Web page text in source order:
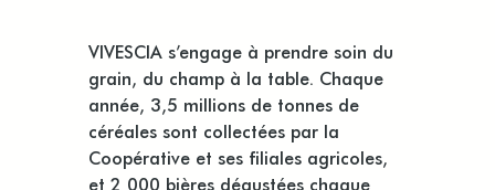
VIVESCIA s’engage à prendre soin du
grain, du champ à la table. Chaque
année, 3,5 millions de tonnes de
céréales sont collectées par la
Coopérative et ses filiales agricoles,
et 2 000 bières dégustées chaque